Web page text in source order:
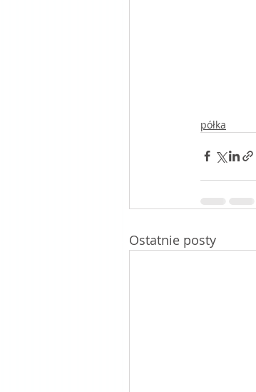
półka
Ostatnie posty